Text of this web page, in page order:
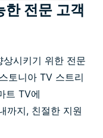
전문 고객
시키기 위한 전문
토니아 TV 스트리
트 TV에
까지, 친절한 지원